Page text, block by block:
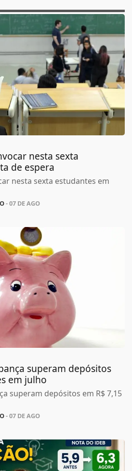
nesta sexta
de espera
nesta sexta estudantes em
- 07 DE AGO
superam depósitos
em julho
superam depósitos em R$ 7,15
- 07 DE AGO